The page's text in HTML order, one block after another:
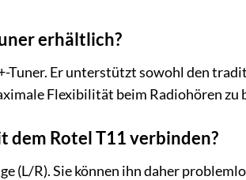
erhältlich?
Er unterstützt sowohl den
Flexibilität beim Radiohören zu
Rotel T11 verbinden?
(L/R). Sie können ihn daher